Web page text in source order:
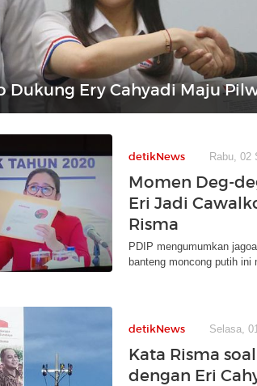
Dukung Ery Cahyadi Maju
detikNews Rabu, 02
Momen Deg-
Eri Jadi
Risma
PDIP mengumumkan
banteng moncong putih ini
detikNews Selasa,
Kata Risma
dengan Eri